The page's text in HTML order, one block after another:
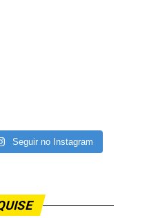
Seguir no Instagram